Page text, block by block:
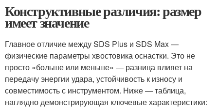
Конструктивные различия: размер
имеет значение
Главное отличие между SDS Plus и SDS Max —
физические параметры хвостовика оснастки. Это не
просто «больше или меньше» — разница влияет на
передачу энергии удара, устойчивость к износу и
совместимость с инструментом. Ниже — таблица,
наглядно демонстрирующая ключевые характеристики: